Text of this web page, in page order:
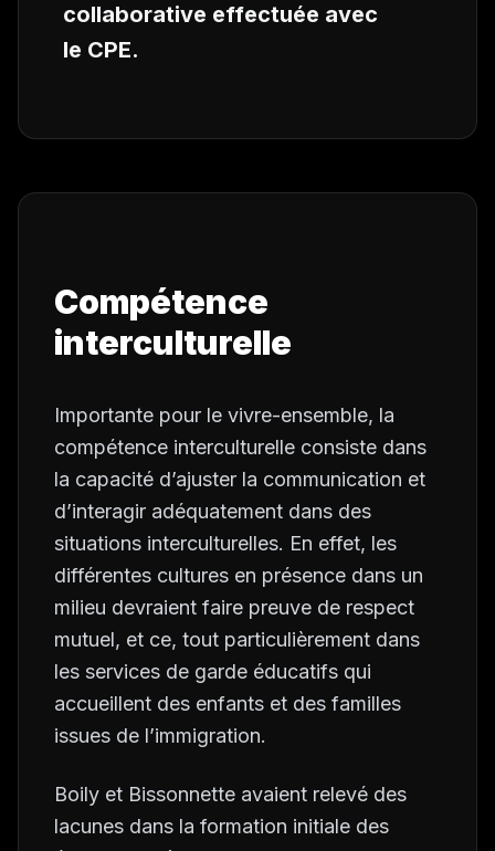
collaborative effectuée avec
le CPE.
Compétence
interculturelle
Importante pour le vivre-ensemble, la
compétence interculturelle consiste dans
la capacité d’ajuster la communication et
d’interagir adéquatement dans des
situations interculturelles. En effet, les
différentes cultures en présence dans un
milieu devraient faire preuve de respect
mutuel, et ce, tout particulièrement dans
les services de garde éducatifs qui
accueillent des enfants et des familles
issues de l’immigration.
Boily et Bissonnette avaient relevé des
lacunes dans la formation initiale des